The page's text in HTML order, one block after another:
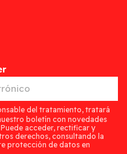
del tratamiento, tratará
boletín con novedades
acceder, rectificar y
derechos, consultando la
protección de datos en